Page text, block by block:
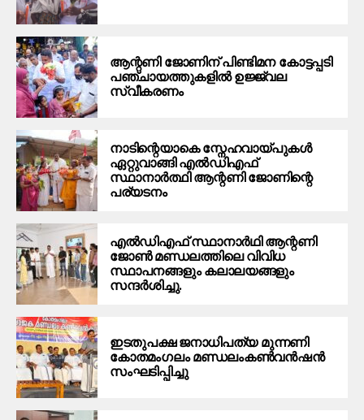
ആന്റണി ജോണിന് പിണ്ടിമന കോട്ടപ്പടി
പഞ്ചായത്തുകളിൽ ഉജ്ജ്വല
സ്വീകരണം
നാടിന്റെയാകെ സ്നേഹവായ്പുകൾ
ഏറ്റുവാങ്ങി എൽഡിഎഫ്
സ്ഥാനാർത്ഥി ആന്റണി ജോണിന്റെ
പര്യടനം
എൽഡിഎഫ് സ്ഥാനാർഥി ആന്റണി
ജോൺ മണ്ഡലത്തിലെ വിവിധ
സ്ഥാപനങ്ങളും കലാലയങ്ങളും
സന്ദർശിച്ചു.
ഇടതുപക്ഷ ജനാധിപത്യ മുന്നണി
കോതമംഗലം മണ്ഡലംകൺവൻഷൻ
സംഘടിപ്പിച്ചു